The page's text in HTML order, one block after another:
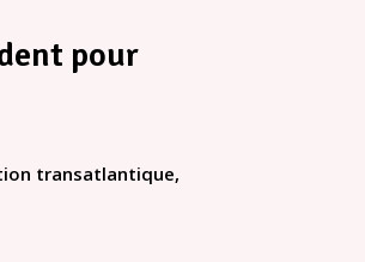
pour
transatlantique,